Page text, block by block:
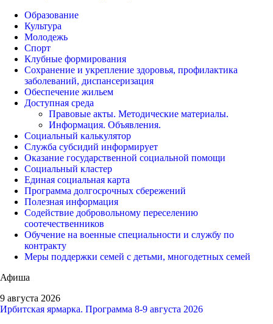
Образование
Культура
Молодежь
Спорт
Клубные формирования
Сохранение и укрепление здоровья, профилактика
заболеваний, диспансеризация
Обеспечение жильем
Доступная среда
Правовые акты. Методические материалы.
Информация. Объявления.
Социальный калькулятор
Служба субсидий информирует
Оказание государственной социальной помощи
Социальный кластер
Единая социальная карта
Программа долгосрочных сбережений
Полезная информация
Содействие добровольному переселению
соотечественников
Обучение на военные специальности и службу по
контракту
Меры поддержки семей с детьми, многодетных семей
Афиша
9 августа 2026
Ирбитская ярмарка. Программа 8-9 августа 2026